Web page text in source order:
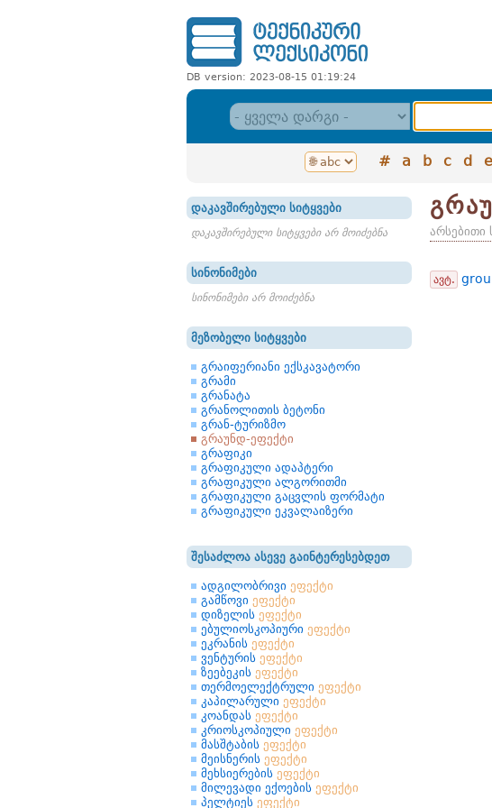
DB version: 2023-08-15 01:19:24
# a b c d e
დაკავშირებული სიტყვები
დაკავშირებული სიტყვები არ მოიძებნა
სინონიმები
სინონიმები არ მოიძებნა
მეზობელი სიტყვები
გრაიფერიანი ექსკავატორი
გრამი
გრანატა
გრანოლითის ბეტონი
გრან-ტურიზმო
გრაუნდ-ეფექტი
გრაფიკი
გრაფიკული ადაპტერი
გრაფიკული ალგორითმი
გრაფიკული გაცვლის ფორმატი
გრაფიკული ეკვალაიზერი
შესაძლოა ასევე გაინტერესებდეთ
ადგილობრივი ეფექტი
გამწოვი ეფექტი
დიზელის ეფექტი
ებულიოსკოპიური ეფექტი
ეკრანის ეფექტი
ვენტურის ეფექტი
ზეებეკის ეფექტი
თერმოელექტრული ეფექტი
კაპილარული ეფექტი
კოანდას ეფექტი
კრიოსკოპიული ეფექტი
მასშტაბის ეფექტი
მეისნერის ეფექტი
მეხსიერების ეფექტი
მილევადი ექოების ეფექტი
პელტიეს ეფექტი
არსებითი
ავტ.